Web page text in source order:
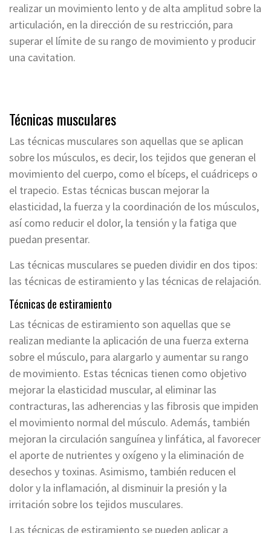
realizar un movimiento lento y de alta amplitud sobre la
articulación, en la dirección de su restricción, para
superar el límite de su rango de movimiento y producir
una cavitation.
Técnicas musculares
Las técnicas musculares son aquellas que se aplican
sobre los músculos, es decir, los tejidos que generan el
movimiento del cuerpo, como el bíceps, el cuádriceps o
el trapecio. Estas técnicas buscan mejorar la
elasticidad, la fuerza y la coordinación de los músculos,
así como reducir el dolor, la tensión y la fatiga que
puedan presentar.
Las técnicas musculares se pueden dividir en dos tipos:
las técnicas de estiramiento y las técnicas de relajación.
Técnicas de estiramiento
Las técnicas de estiramiento son aquellas que se
realizan mediante la aplicación de una fuerza externa
sobre el músculo, para alargarlo y aumentar su rango
de movimiento. Estas técnicas tienen como objetivo
mejorar la elasticidad muscular, al eliminar las
contracturas, las adherencias y las fibrosis que impiden
el movimiento normal del músculo. Además, también
mejoran la circulación sanguínea y linfática, al favorecer
el aporte de nutrientes y oxígeno y la eliminación de
desechos y toxinas. Asimismo, también reducen el
dolor y la inflamación, al disminuir la presión y la
irritación sobre los tejidos musculares.
Las técnicas de estiramiento se pueden aplicar a